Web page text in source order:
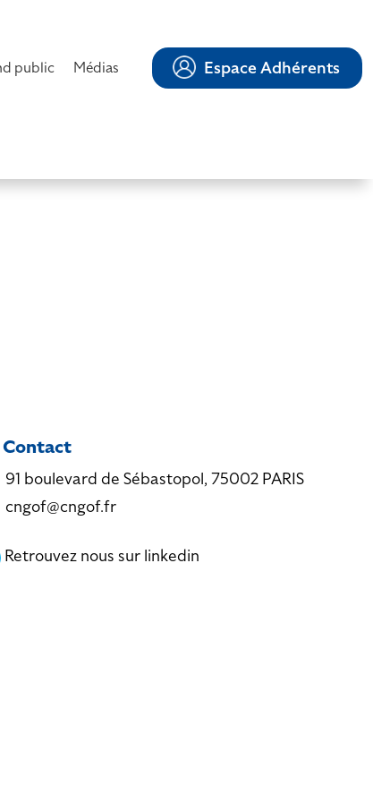
public Médias Espace Adhérents
91 boulevard de Sébastopol, 75002 PARIS
cngof@cngof.fr
Retrouvez nous sur linkedin